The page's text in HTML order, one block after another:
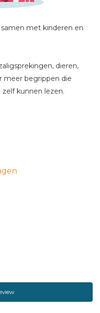
samen met kinderen en
dieren,
meer begrippen die
kunnen lezen.